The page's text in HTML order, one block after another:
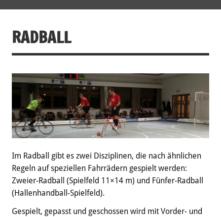
RADBALL
Im Radball gibt es zwei Disziplinen, die nach ähnlichen
Regeln auf speziellen Fahrrädern gespielt werden:
Zweier-Radball (Spielfeld 11×14 m) und Fünfer-Radball
(Hallenhandball-Spielfeld).
Gespielt, gepasst und geschossen wird mit Vorder- und